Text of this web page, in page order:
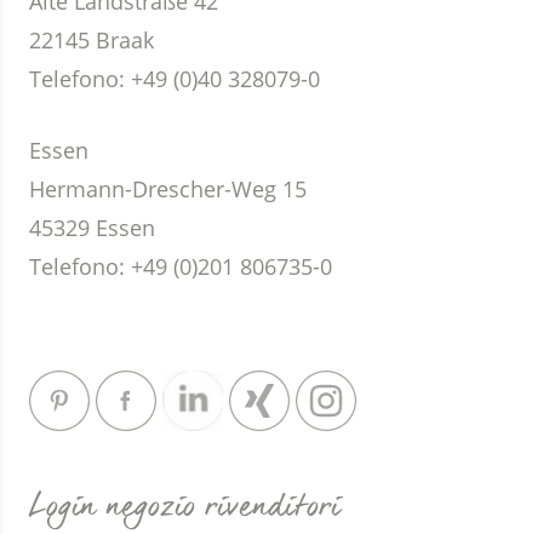
22145 Braak
Telefono: +49 (0)40 328079-0
Essen
Hermann-Drescher-Weg 15
45329 Essen
Telefono: +49 (0)201 806735-0
Login negozio rivenditori